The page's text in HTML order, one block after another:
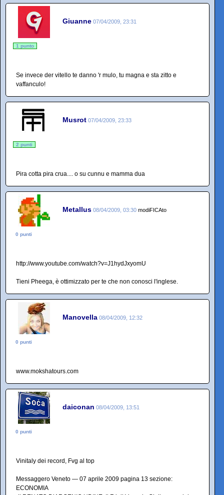
Giuanne 07/04/2009, 23:31
1 punto
Se invece der vitello te danno 'r mulo, tu magna e sta zitto e
vaffanculo!
Musrot 07/04/2009, 23:33
2 punti
Pira cotta pira crua.... o su cunnu e mamma dua
Metallus 08/04/2009, 03:30 modiFICAto
0 punti
http://www.youtube.com/watch?v=J1hydJxyomU
Tieni Pheega, è ottimizzato per te che non conosci l'inglese.
Manovella 08/04/2009, 12:32
0 punti
www.mokshatours.com
daiconan 08/04/2009, 13:51
0 punti
Vinitaly dei record, Fvg al top
Messaggero Veneto — 07 aprile 2009 pagina 13 sezione:
ECONOMIA